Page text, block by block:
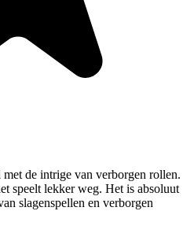
met de intrige van verborgen rollen.
speelt lekker weg. Het is absoluut
slagenspellen en verborgen